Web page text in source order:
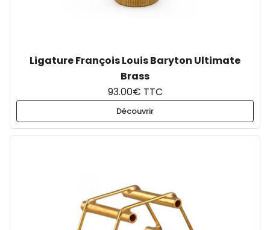
Ligature François Louis Baryton Ultimate
Brass
93.00€ TTC
Découvrir